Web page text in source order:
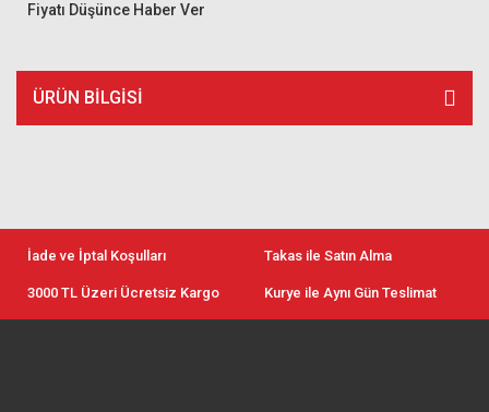
Fiyatı Düşünce Haber Ver
ÜRÜN BILGISI
İade ve İptal Koşulları Takas ile Satın Alma
3000 TL Üzeri Ücretsiz Kargo Kurye ile Aynı Gün Teslimat